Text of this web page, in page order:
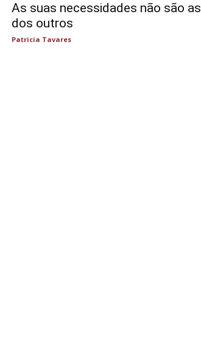
As suas necessidades não são as
dos outros
Patricia Tavares